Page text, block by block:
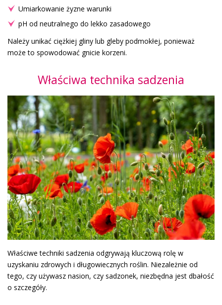
Umiarkowanie żyzne warunki
pH od neutralnego do lekko zasadowego
Należy unikać ciężkiej gliny lub gleby podmokłej, ponieważ
może to spowodować gnicie korzeni.
Właściwa technika sadzenia
Właściwe techniki sadzenia odgrywają kluczową rolę w
uzyskaniu zdrowych i długowiecznych roślin. Niezależnie od
tego, czy używasz nasion, czy sadzonek, niezbędna jest dbałość
o szczegóły.